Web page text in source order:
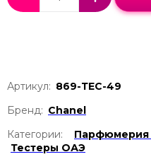
Артикул: 869-ТЕС-49
Бренд: Chanel
Категории:
Парфюмерия
Тестеры ОАЭ